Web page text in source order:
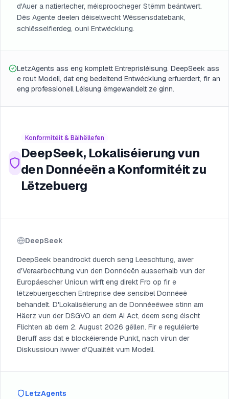
d'Auer a natierlecher, méisproocheger Stëmm beäntwert.
Dës Agente deelen déiselwecht Wëssensdatebank,
schlësselfierdeg, ouni Entwécklung.
LetzAgents ass eng komplett Entreprisléisung. DeepSeek ass
e rout Modell, dat eng bedeitend Entwécklung erfuerdert, fir an
eng professionell Léisung ëmgewandelt ze ginn.
Konformitéit & Bäihëllefen
DeepSeek, Lokaliséierung vun
den Donnéeën a Konformitéit zu
Lëtzebuerg
DeepSeek
DeepSeek beandrockt duerch seng Leeschtung, awer
d'Veraarbechtung vun den Donnéeën ausserhalb vun der
Europäescher Unioun wirft eng direkt Fro op fir e
lëtzebuergeschen Entreprise dee sensibel Donnéeë
behandelt. D'Lokaliséierung an de Donnéeëwee stinn am
Häerz vun der DSGVO an dem AI Act, deem seng éischt
Flichten ab dem 2. August 2026 gëllen. Fir e reguléierte
Beruff ass dat e blockéierende Punkt, nach virun der
Diskussioun iwwer d'Qualitéit vum Modell.
LetzAgents